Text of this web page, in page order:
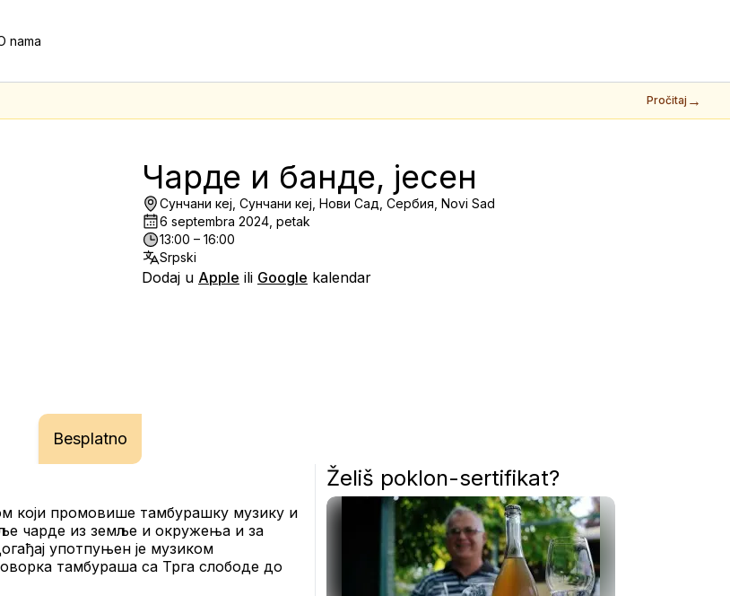
nama
Pročitaj →
Besplatno
Чарде и банде, јесен
Сунчани кеј, Сунчани кеј, Нови Сад, Сербия, Novi Sad
6 septembra 2024, petak
13:00 – 16:00
Srpski
Dodaj u Apple ili Google kalendar
који промовише тамбурашку музику и
чарде из земље и окружења и за
употпуњен је музиком
тамбураша са Трга слободе до
Želiš poklon-sertifikat?